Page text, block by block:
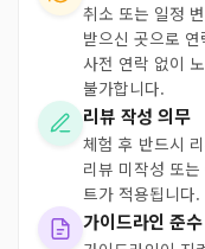
취소 또는 일정
받으신 곳으로 연
사전 연락 없이
불가합니다.
리뷰 작성 의무
체험 후 반드시
리뷰 미작성 또
트가 적용됩니다.
가이드라인 준수